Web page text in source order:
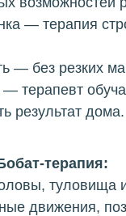
— терапия
— без резких
терапевт
результат дома.
терапия:
туловища
движения,